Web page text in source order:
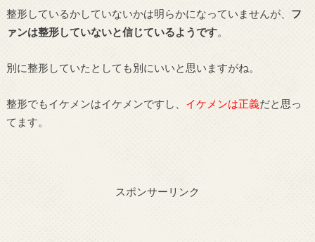
整形しているかしていないかは明らかになっていませんが、 フ
ァンは整形していないと信じているようです。
別に整形していたとしても別にいいと思いますがね。
整形でもイケメンはイケメンですし、 イケメンは正義だと思っ
てます。
スポンサーリンク